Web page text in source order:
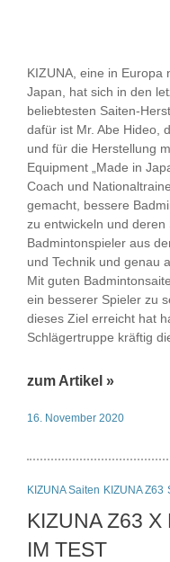
KIZUNA, eine in Europa
Japan, hat sich in den
beliebtesten Saiten-
dafür ist Mr. Abe Hideo,
und für die Herstellung
Equipment „Made in
Coach und
gemacht, bessere
zu entwickeln und
Badmintonspieler aus
und Technik und genau
Mit guten
ein besserer Spieler zu
dieses Ziel erreicht hat
Schlägertruppe kräftig
zum Artikel »
16. November 2020
KIZUNA Saiten KIZUNA Z63
KIZUNA Z63
IM TEST